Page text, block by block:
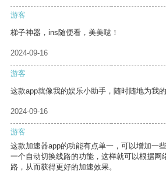
游客
梯子神器，ins随便看，美美哒！
2024-09-16
游客
这款app就像我的娱乐小助手，随时随地为我的
2024-09-16
游客
这款加速器app的功能有点单一，可以增加一
一个自动切换线路的功能，这样就可以根据网
路，从而获得更好的加速效果。